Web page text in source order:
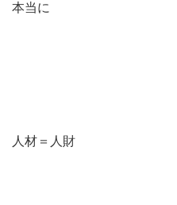
本当に
人材＝人財